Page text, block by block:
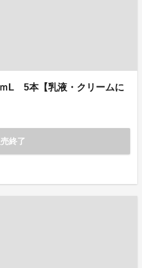
L 5本【乳液・クリームに
終了